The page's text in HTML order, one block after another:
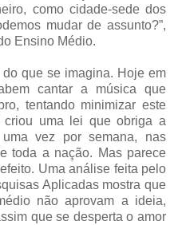
como cidade-sede dos
mudar de assunto?”,
Ensino Médio.
que se imagina. Hoje em
cantar a música que
tentando minimizar este
criou uma lei que obriga a
vez por semana, nas
toda a nação. Mas parece
Uma análise feita pelo
Aplicadas mostra que
não aprovam a ideia,
que se desperta o amor